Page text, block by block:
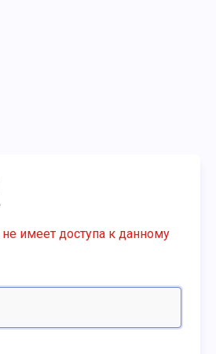
имеет доступа к данному